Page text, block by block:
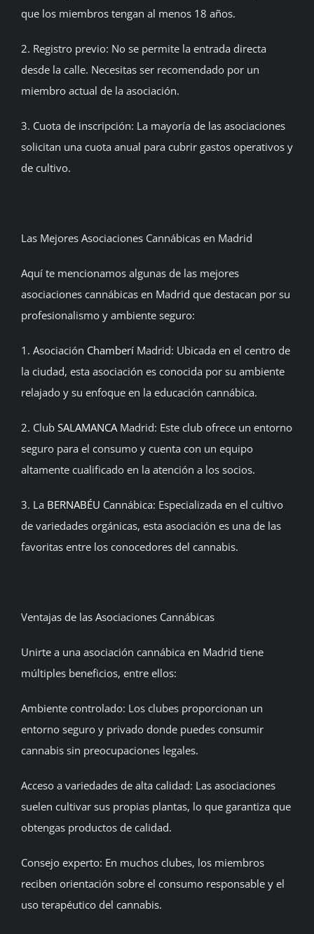
que los miembros tengan al menos 18 años.
2. Registro previo: No se permite la entrada directa
desde la calle. Necesitas ser recomendado por un
miembro actual de la asociación.
3. Cuota de inscripción: La mayoría de las asociaciones
solicitan una cuota anual para cubrir gastos operativos y
de cultivo.
Las Mejores Asociaciones Cannábicas en Madrid
Aquí te mencionamos algunas de las mejores
asociaciones cannábicas en Madrid que destacan por su
profesionalismo y ambiente seguro:
1. Asociación Chamberí Madrid: Ubicada en el centro de
la ciudad, esta asociación es conocida por su ambiente
relajado y su enfoque en la educación cannábica.
2. Club SALAMANCA Madrid: Este club ofrece un entorno
seguro para el consumo y cuenta con un equipo
altamente cualificado en la atención a los socios.
3. La BERNABÉU Cannábica: Especializada en el cultivo
de variedades orgánicas, esta asociación es una de las
favoritas entre los conocedores del cannabis.
Ventajas de las Asociaciones Cannábicas
Unirte a una asociación cannábica en Madrid tiene
múltiples beneficios, entre ellos:
Ambiente controlado: Los clubes proporcionan un
entorno seguro y privado donde puedes consumir
cannabis sin preocupaciones legales.
Acceso a variedades de alta calidad: Las asociaciones
suelen cultivar sus propias plantas, lo que garantiza que
obtengas productos de calidad.
Consejo experto: En muchos clubes, los miembros
reciben orientación sobre el consumo responsable y el
uso terapéutico del cannabis.